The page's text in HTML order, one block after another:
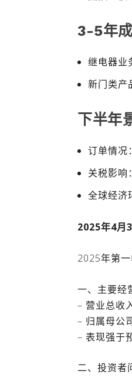
3-5年
继电器业
新门类产
下半年
订单情况
关税影响
全球经济
2025年4月
2025年第
一、主要经
– 营业总收
– 归属母公
– 表现强于
二、投资者